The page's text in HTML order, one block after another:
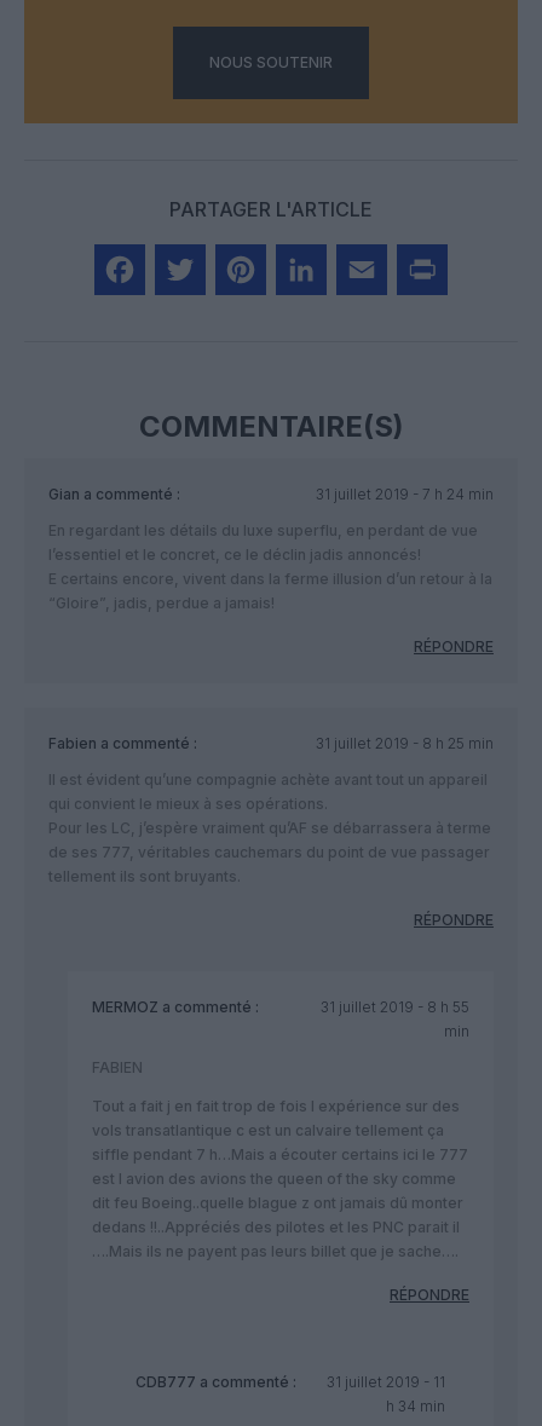
NOUS SOUTENIR
PARTAGER L'ARTICLE
COMMENTAIRE(S)
Gian a commenté :
31 juillet 2019 - 7 h 24 min
En regardant les détails du luxe superflu, en perdant de vue
l’essentiel et le concret, ce le déclin jadis annoncés!
E certains encore, vivent dans la ferme illusion d’un retour à la
“Gloire”, jadis, perdue a jamais!
RÉPONDRE
Fabien a commenté :
31 juillet 2019 - 8 h 25 min
Il est évident qu’une compagnie achète avant tout un appareil
qui convient le mieux à ses opérations.
Pour les LC, j’espère vraiment qu’AF se débarrassera à terme
de ses 777, véritables cauchemars du point de vue passager
tellement ils sont bruyants.
RÉPONDRE
MERMOZ a commenté :
31 juillet 2019 - 8 h 55
min
FABIEN
Tout a fait j en fait trop de fois l expérience sur des
vols transatlantique c est un calvaire tellement ça
siffle pendant 7 h…Mais a écouter certains ici le 777
est l avion des avions the queen of the sky comme
dit feu Boeing..quelle blague z ont jamais dû monter
dedans !!..Appréciés des pilotes et les PNC parait il
….Mais ils ne payent pas leurs billet que je sache….
RÉPONDRE
CDB777 a commenté :
31 juillet 2019 - 11
h 34 min